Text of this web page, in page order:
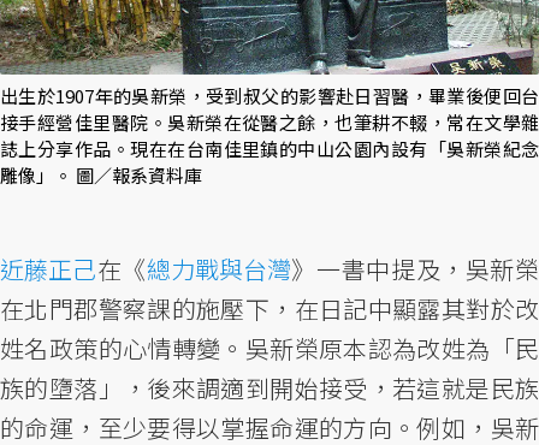
出生於1907年的吳新榮，受到叔父的影響赴日習醫，畢業後便回台
接手經營佳里醫院。吳新榮在從醫之餘，也筆耕不輟，常在文學雜
誌上分享作品。現在在台南佳里鎮的中山公園內設有「吳新榮紀念
雕像」。 圖／報系資料庫
近藤正己在《總力戰與台灣》一書中提及，吳新榮
在北門郡警察課的施壓下，在日記中顯露其對於改
姓名政策的心情轉變。吳新榮原本認為改姓為「民
族的墮落」，後來調適到開始接受，若這就是民族
的命運，至少要得以掌握命運的方向。例如，吳新